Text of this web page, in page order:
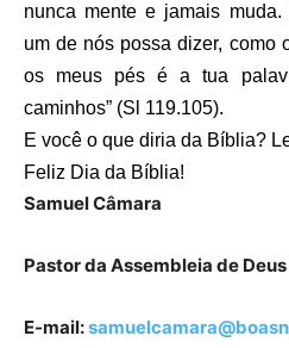
nunca mente e jamais
um de nós possa dizer, como
os meus pés é a tua
caminhos” (Sl 119.105).
E você o que diria da Bíblia?
Feliz Dia da Bíblia!
Samuel Câmara
Pastor da Assembleia de
E-mail: